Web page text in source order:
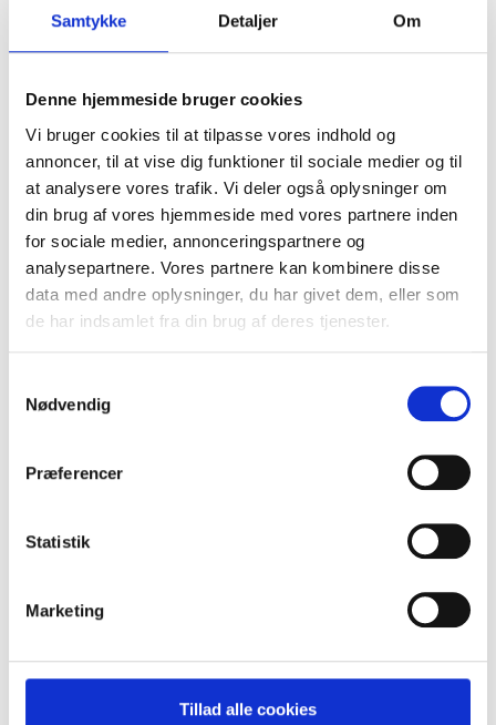
Samtykke Detaljer Om
Denne hjemmeside bruger cookies
Vi bruger cookies til at tilpasse vores indhold og
annoncer, til at vise dig funktioner til sociale medier og til
at analysere vores trafik. Vi deler også oplysninger om
din brug af vores hjemmeside med vores partnere inden
for sociale medier, annonceringspartnere og
analysepartnere. Vores partnere kan kombinere disse
data med andre oplysninger, du har givet dem, eller som
de har indsamlet fra din brug af deres tjenester.
Nødvendig
Præferencer
Statistik
Marketing
Tillad alle cookies
point.
Serv:
Alle serve skal være underhånds-serv under
serverens talje.
Serveren server bag sin egen baglinje til den
diagonale modsatte banehalvdel.
Kun et serve-forsøg er tilladt ved start af et
nyt sæt.
Efter første serv i et nyt sæt, har et doublehold
serven, indtil 2 fejl er begået. Herefter går
serven til modspillerne.
fra højre banehalvdel. Når der er scoret et
point, skifter serven side, og der serves fra
med at skifte frem og tilbage fra venstre til
En bold der rører en linje betragtes som inde.
ude.
Dobbelt-bounce reglen:
Når bolden serves, skal det modtagende hold lade